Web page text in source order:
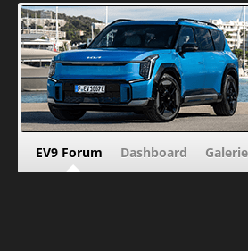
EV9 Forum Dashboard Galerie